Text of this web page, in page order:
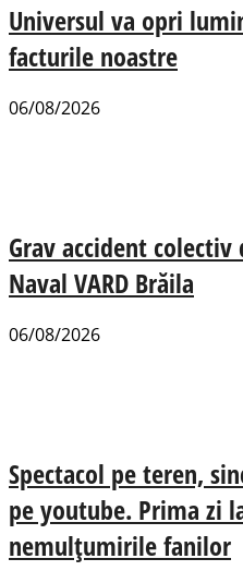
Universul va opri
facturile noastre
06/08/2026
Grav accident
Naval VARD Brăila
06/08/2026
Spectacol pe teren,
pe youtube. Prima zi
nemulțumirile fanilor